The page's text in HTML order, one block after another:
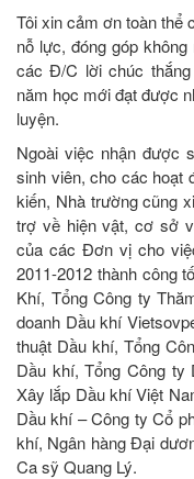
Tôi xin cảm ơn toàn thể
nỗ lực, đóng góp
các Đ/C lời chúc
năm học mới đạt được
luyện.
Ngoài việc nhận được
sinh viên, cho các hoạt
kiến, Nhà trường cũng
trợ về hiện vật, cơ sở
của các Đơn vị cho
2011-2012 thành công
Khí, Tổng Công ty
doanh Dầu khí
thuật Dầu khí, Tổng
Dầu khí, Tổng Công ty
Xây lắp Dầu khí Việt
Dầu khí – Công ty Cổ
khí, Ngân hàng Đại
Ca sỹ Quang Lý.